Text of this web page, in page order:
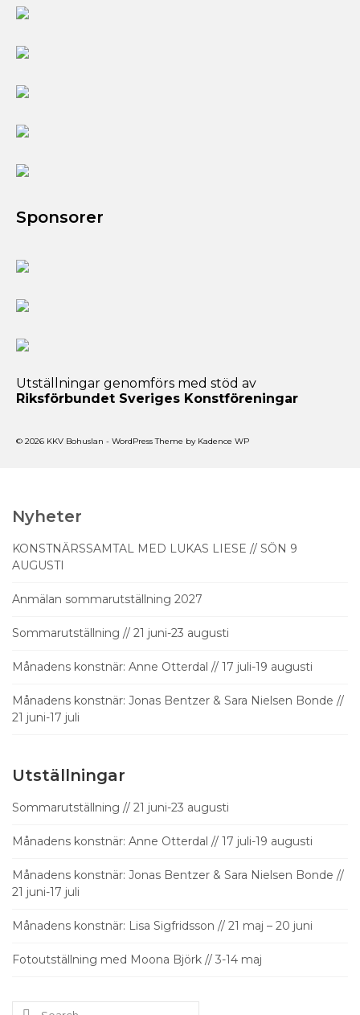
Sponsorer
Utställningar genomförs med stöd av
Riksförbundet Sveriges Konstföreningar
© 2026 KKV Bohuslan - WordPress Theme by Kadence WP
Nyheter
KONSTNÄRSSAMTAL MED LUKAS LIESE // SÖN 9
AUGUSTI
Anmälan sommarutställning 2027
Sommarutställning // 21 juni-23 augusti
Månadens konstnär: Anne Otterdal // 17 juli-19 augusti
Månadens konstnär: Jonas Bentzer & Sara Nielsen Bonde //
21 juni-17 juli
Utställningar
Sommarutställning // 21 juni-23 augusti
Månadens konstnär: Anne Otterdal // 17 juli-19 augusti
Månadens konstnär: Jonas Bentzer & Sara Nielsen Bonde //
21 juni-17 juli
Månadens konstnär: Lisa Sigfridsson // 21 maj – 20 juni
Fotoutställning med Moona Björk // 3-14 maj
Search